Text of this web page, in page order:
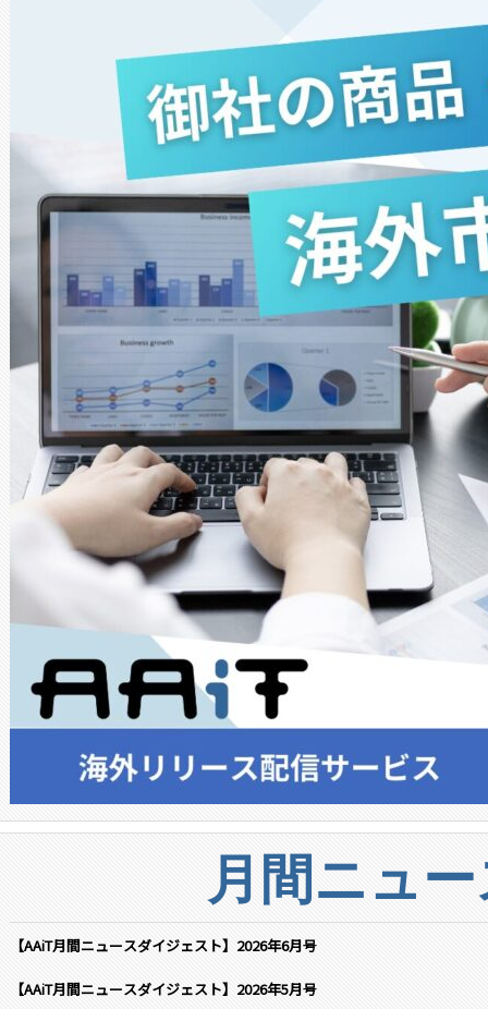
月間ニュ
【AAiT月間ニュースダイジェスト】2026年6月号
【AAiT月間ニュースダイジェスト】2026年5月号